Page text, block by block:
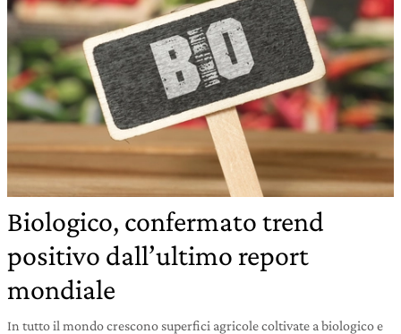
Biologico, confermato trend
positivo dall’ultimo report
mondiale
In tutto il mondo crescono superfici agricole coltivate a biologico e